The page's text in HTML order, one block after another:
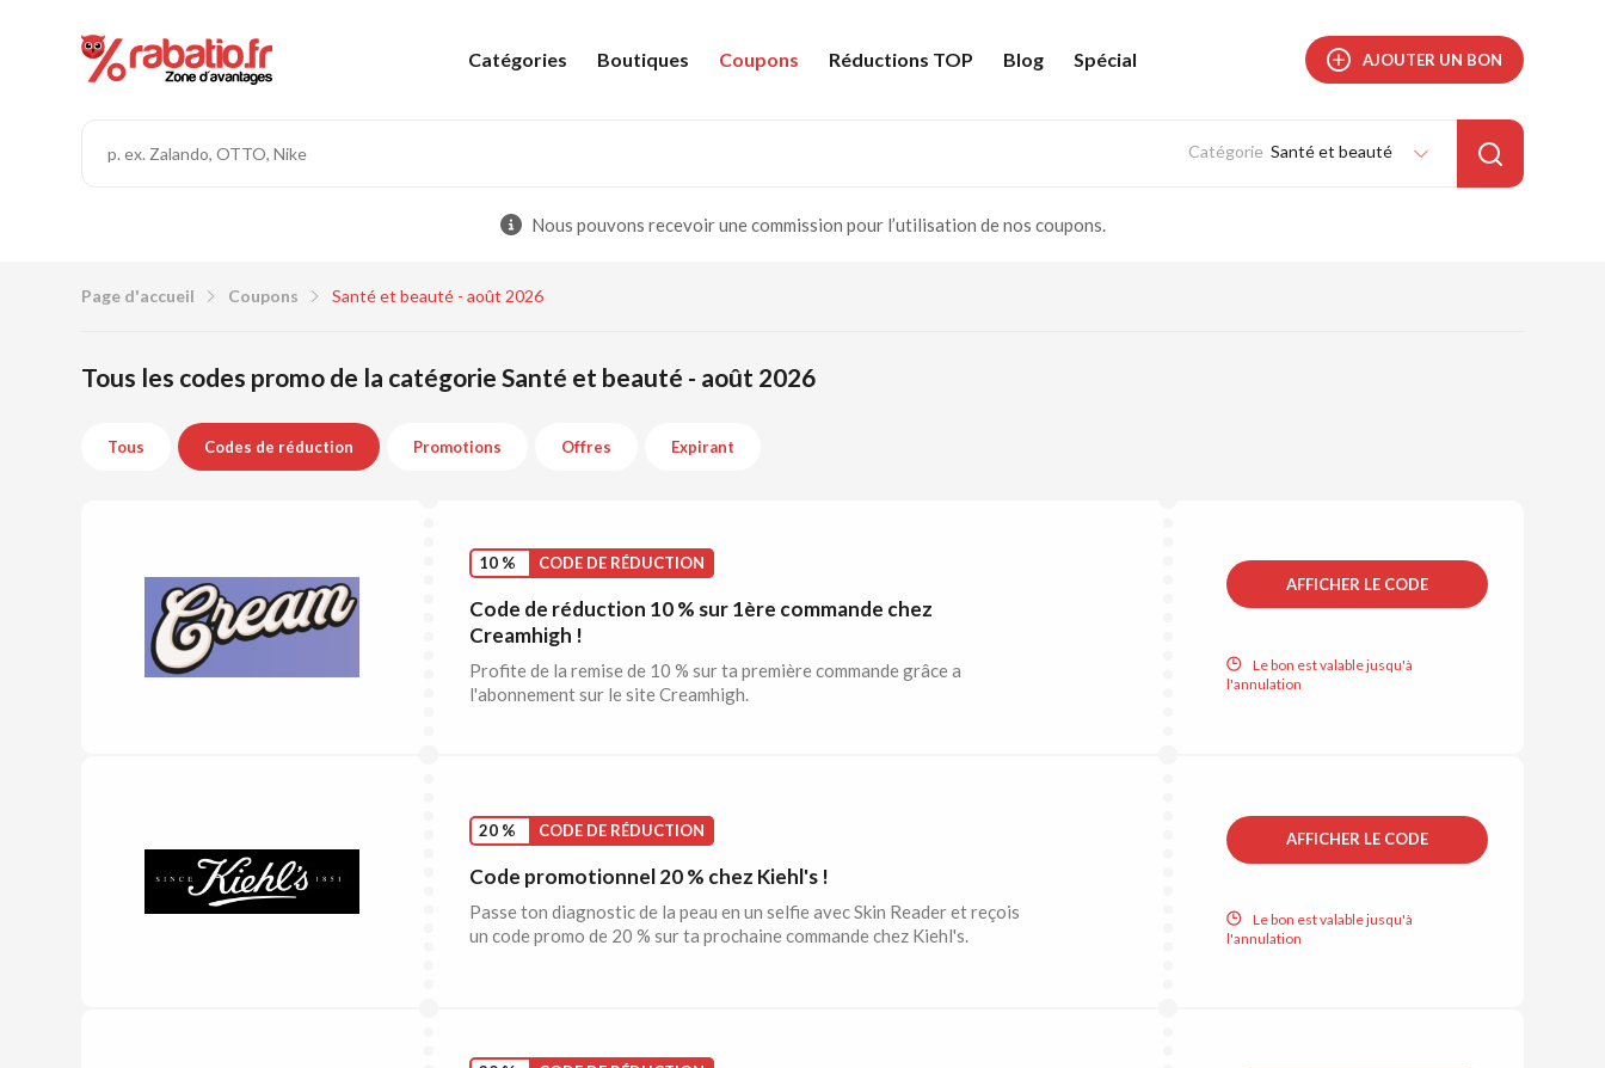
Catégories Boutiques Coupons Réductions TOP Blog Spécial AJOUTER UN BON
Santé et beauté
Nous pouvons recevoir une commission pour l’utilisation de nos coupons.
Page d'accueil Coupons Santé et beauté - août 2026
Tous les codes promo de la catégorie Santé et beauté - août 2026
Tous Codes de réduction Promotions Offres Expirant
10 % CODE DE RÉDUCTION
Code de réduction 10 % sur 1ère commande chez
Creamhigh !
Profite de la remise de 10 % sur ta première commande grâce a
l'abonnement sur le site Creamhigh.
AFFICHER LE CODE
Le bon est valable jusqu'à
l'annulation
20 % CODE DE RÉDUCTION
Code promotionnel 20 % chez Kiehl's !
Passe ton diagnostic de la peau en un selfie avec Skin Reader et reçois
un code promo de 20 % sur ta prochaine commande chez Kiehl's.
AFFICHER LE CODE
Le bon est valable jusqu'à
l'annulation